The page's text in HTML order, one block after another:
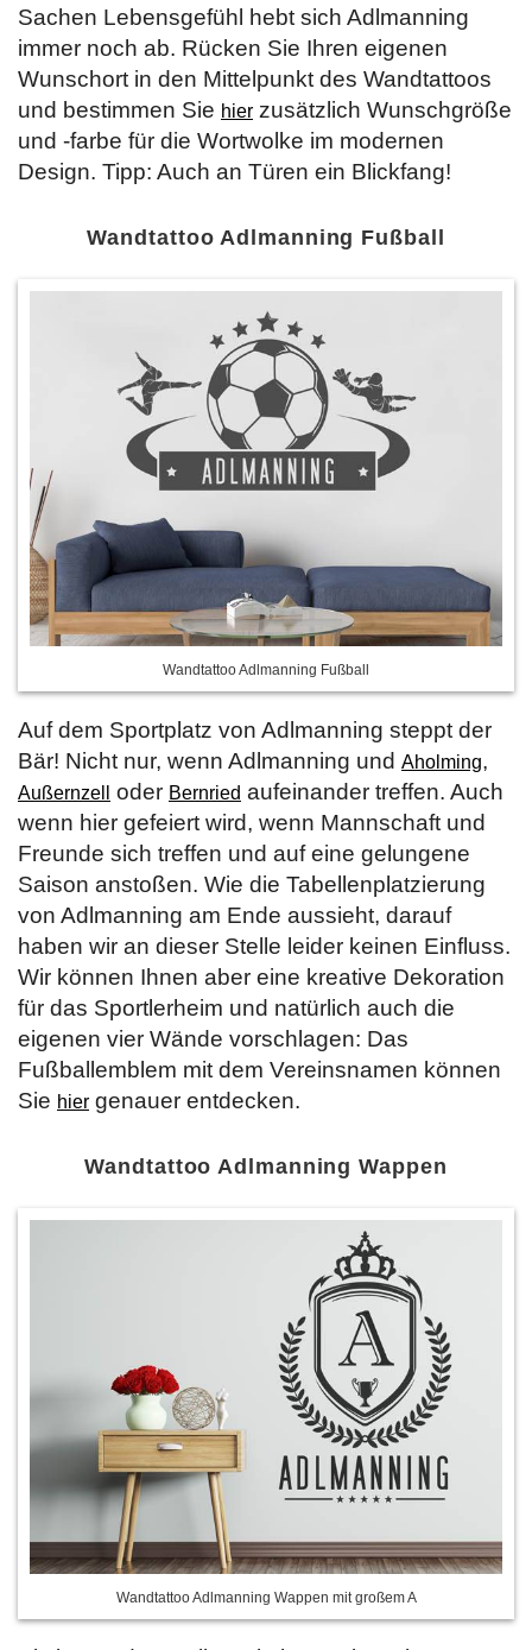
Sachen Lebensgefühl hebt sich Adlmanning
immer noch ab. Rücken Sie Ihren eigenen
Wunschort in den Mittelpunkt des Wandtattoos
und bestimmen Sie hier zusätzlich Wunschgröße
und -farbe für die Wortwolke im modernen
Design. Tipp: Auch an Türen ein Blickfang!
Wandtattoo Adlmanning Fußball
Wandtattoo Adlmanning Fußball
Auf dem Sportplatz von Adlmanning steppt der
Bär! Nicht nur, wenn Adlmanning und Aholming,
Außernzell oder Bernried aufeinander treffen. Auch
wenn hier gefeiert wird, wenn Mannschaft und
Freunde sich treffen und auf eine gelungene
Saison anstoßen. Wie die Tabellenplatzierung
von Adlmanning am Ende aussieht, darauf
haben wir an dieser Stelle leider keinen Einfluss.
Wir können Ihnen aber eine kreative Dekoration
für das Sportlerheim und natürlich auch die
eigenen vier Wände vorschlagen: Das
Fußballemblem mit dem Vereinsnamen können
Sie hier genauer entdecken.
Wandtattoo Adlmanning Wappen
Wandtattoo Adlmanning Wappen mit großem A